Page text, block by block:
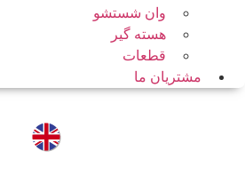
وان شستشو
هسته گیر
قطعات
مشتریان ما